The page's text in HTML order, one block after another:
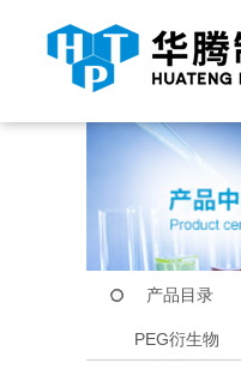
当前位置： 首页
产品目录
PEG衍生物